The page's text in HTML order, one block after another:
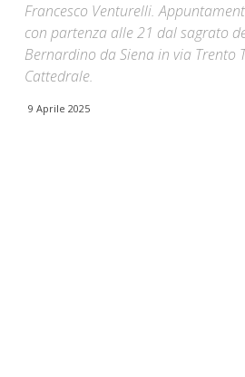
Francesco Venturelli.
con partenza alle 21 dal sagrato
Bernardino da Siena in via Trento
Cattedrale.
9 Aprile 2025